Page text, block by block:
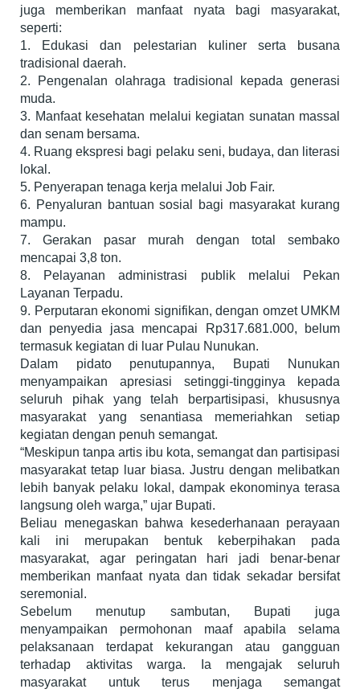
juga memberikan manfaat nyata bagi masyarakat,
seperti:
1. Edukasi dan pelestarian kuliner serta busana
tradisional daerah.
2. Pengenalan olahraga tradisional kepada generasi
muda.
3. Manfaat kesehatan melalui kegiatan sunatan massal
dan senam bersama.
4. Ruang ekspresi bagi pelaku seni, budaya, dan literasi
lokal.
5. Penyerapan tenaga kerja melalui Job Fair.
6. Penyaluran bantuan sosial bagi masyarakat kurang
mampu.
7. Gerakan pasar murah dengan total sembako
mencapai 3,8 ton.
8. Pelayanan administrasi publik melalui Pekan
Layanan Terpadu.
9. Perputaran ekonomi signifikan, dengan omzet UMKM
dan penyedia jasa mencapai Rp317.681.000, belum
termasuk kegiatan di luar Pulau Nunukan.
Dalam pidato penutupannya, Bupati Nunukan
menyampaikan apresiasi setinggi-tingginya kepada
seluruh pihak yang telah berpartisipasi, khususnya
masyarakat yang senantiasa memeriahkan setiap
kegiatan dengan penuh semangat.
“Meskipun tanpa artis ibu kota, semangat dan partisipasi
masyarakat tetap luar biasa. Justru dengan melibatkan
lebih banyak pelaku lokal, dampak ekonominya terasa
langsung oleh warga,” ujar Bupati.
Beliau menegaskan bahwa kesederhanaan perayaan
kali ini merupakan bentuk keberpihakan pada
masyarakat, agar peringatan hari jadi benar-benar
memberikan manfaat nyata dan tidak sekadar bersifat
seremonial.
Sebelum menutup sambutan, Bupati juga
menyampaikan permohonan maaf apabila selama
pelaksanaan terdapat kekurangan atau gangguan
terhadap aktivitas warga. Ia mengajak seluruh
masyarakat untuk terus menjaga semangat